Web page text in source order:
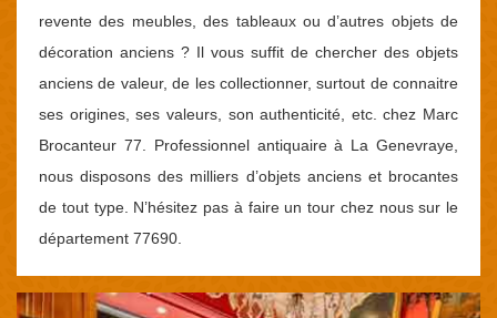
revente des meubles, des tableaux ou d’autres objets de
décoration anciens ? Il vous suffit de chercher des objets
anciens de valeur, de les collectionner, surtout de connaitre
ses origines, ses valeurs, son authenticité, etc. chez Marc
Brocanteur 77. Professionnel antiquaire à La Genevraye,
nous disposons des milliers d’objets anciens et brocantes
de tout type. N’hésitez pas à faire un tour chez nous sur le
département 77690.